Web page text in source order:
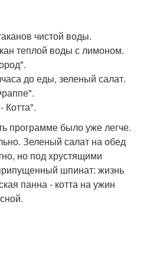
чистой воды.
теплой воды с лимоном.
до еды, зеленый салат.
Котта".
программе было уже легче.
Зеленый салат на обед
но под хрустящими
шпинат: жизнь
панна - котта на ужин